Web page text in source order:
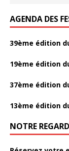
AGENDA DES
39ème édition
19ème édition
37ème édition
13ème édition
NOTRE REGARD